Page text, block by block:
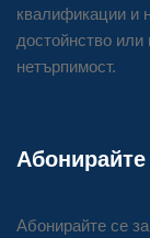
квалификации и
достойнство или
нетърпимост.
Абонирайте се